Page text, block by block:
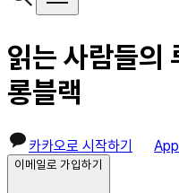
읽는 사람들의
롱블랙
카카오로 시작하기
이메일로 가입하기